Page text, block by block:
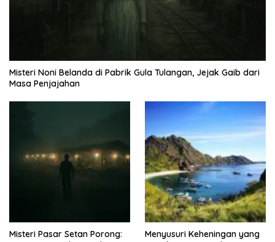
Misteri Noni Belanda di Pabrik Gula Tulangan, Jejak Gaib dari
Masa Penjajahan
Misteri Pasar Setan Porong:
Menyusuri Keheningan yang